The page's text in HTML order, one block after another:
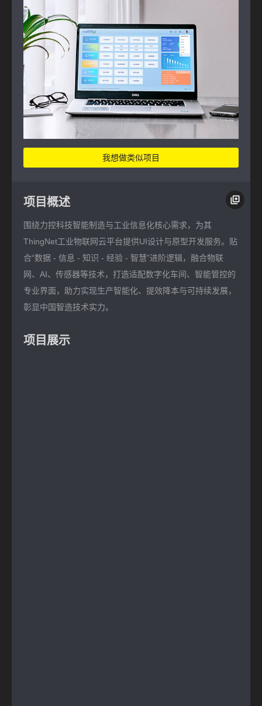
我想做类似项目
项目概述
围绕力控科技智能制造与工业信息化核心需求，为其
ThingNet工业物联网云平台提供UI设计与原型开发服务。贴
合“数据 - 信息 - 知识 - 经验 - 智慧”进阶逻辑，融合物联
网、AI、传感器等技术，打造适配数字化车间、智能管控的
专业界面，助力实现生产智能化、提效降本与可持续发展，
彰显中国智造技术实力。
项目展示